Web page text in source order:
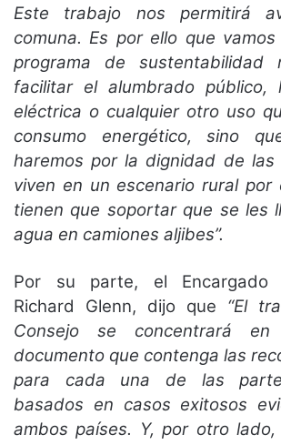
Este trabajo nos permitirá
comuna. Es por ello que
programa de sustentabilidad
facilitar el alumbrado público,
eléctrica o cualquier otro uso
consumo energético, sino
haremos por la dignidad de las
viven en un escenario rural por
tienen que soportar que se les
agua en camiones aljibes”.
Por su parte, el Encargado
Richard Glenn, dijo que “El
Consejo se concentrará
documento que contenga las
para cada una de las
basados en casos exitosos
ambos países. Y, por otro